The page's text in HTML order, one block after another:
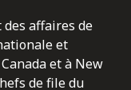
des affaires de
et
et à New
de file du